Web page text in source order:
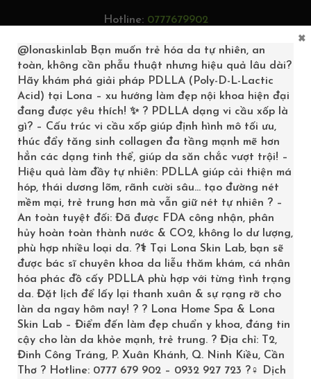
Hotline: 0777679902
0
SEORO3-1536×1152-1
Trang chủ /Trị sẹo/Tự làm mờ sẹo tại nhà /seoro3-
1536×1152-1
@lonaskinlab Bạn muốn trẻ hóa da tự nhiên, an
toàn, không cần phẫu thuật nhưng hiệu quả lâu dài?
Hãy khám phá giải pháp PDLLA (Poly-D-L-Lactic
Acid) tại Lona – xu hướng làm đẹp nội khoa hiện đại
đang được yêu thích! ✨ ? PDLLA dạng vi cầu xốp là
gì? – Cấu trúc vi cầu xốp giúp định hình mô tối ưu,
thúc đẩy tăng sinh collagen đa tầng mạnh mẽ hơn
hẳn các dạng tinh thể, giúp da săn chắc vượt trội! –
Hiệu quả làm đầy tự nhiên: PDLLA giúp cải thiện má
hóp, thái dương lõm, rãnh cười sâu… tạo đường nét
mềm mại, trẻ trung hơn mà vẫn giữ nét tự nhiên ? –
An toàn tuyệt đối: Đã được FDA công nhận, phân
hủy hoàn toàn thành nước & CO2, không lo dư lượng,
phù hợp nhiều loại da. ?‍⚕️ Tại Lona Skin Lab, bạn sẽ
được bác sĩ chuyên khoa da liễu thăm khám, cá nhân
hóa phác đồ cấy PDLLA phù hợp với từng tình trạng
da. Đặt lịch để lấy lại thanh xuân & sự rạng rỡ cho
làn da ngay hôm nay! ? ? Lona Home Spa & Lona
Skin Lab – Điểm đến làm đẹp chuẩn y khoa, đáng tin
cậy cho làn da khỏe mạnh, trẻ trung. ? Địa chỉ: T2,
Đinh Công Tráng, P. Xuân Khánh, Q. Ninh Kiều, Cần
Thơ ? Hotline: 0777 679 902 – 0932 927 723 ?‍♀️ Dịch
×